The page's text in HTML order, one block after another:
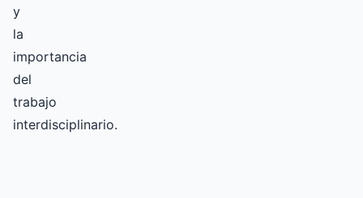
y
la
importancia
del
trabajo
interdisciplinario.